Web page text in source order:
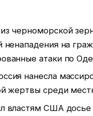
черноморской
ненападения на
атаки по
нанесла
жертвы среди
властям США